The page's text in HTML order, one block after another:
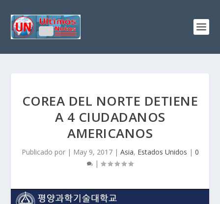
COREA DEL NORTE DETIENE
A 4 CIUDADANOS
AMERICANOS
Publicado por | May 9, 2017| Asia, Estados Unidos | 0
|